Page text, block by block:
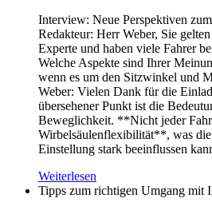
Interview: Neue Perspektiven
Redakteur: Herr Weber, Sie
Experte und haben viele Fahrer
Welche Aspekte sind Ihrer
wenn es um den Sitzwinkel und
Weber: Vielen Dank für die
übersehener Punkt ist die
Beweglichkeit. **Nicht jeder
Wirbelsäulenflexibilität**, was
Einstellung stark beeinflussen
Weiterlesen
Tipps zum richtigen Umgang mit